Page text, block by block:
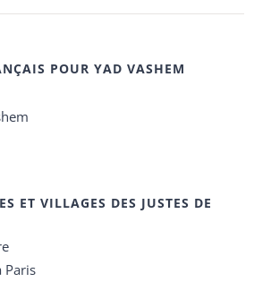
POUR YAD VASHEM
ET VILLAGES DES JUSTES DE
Paris